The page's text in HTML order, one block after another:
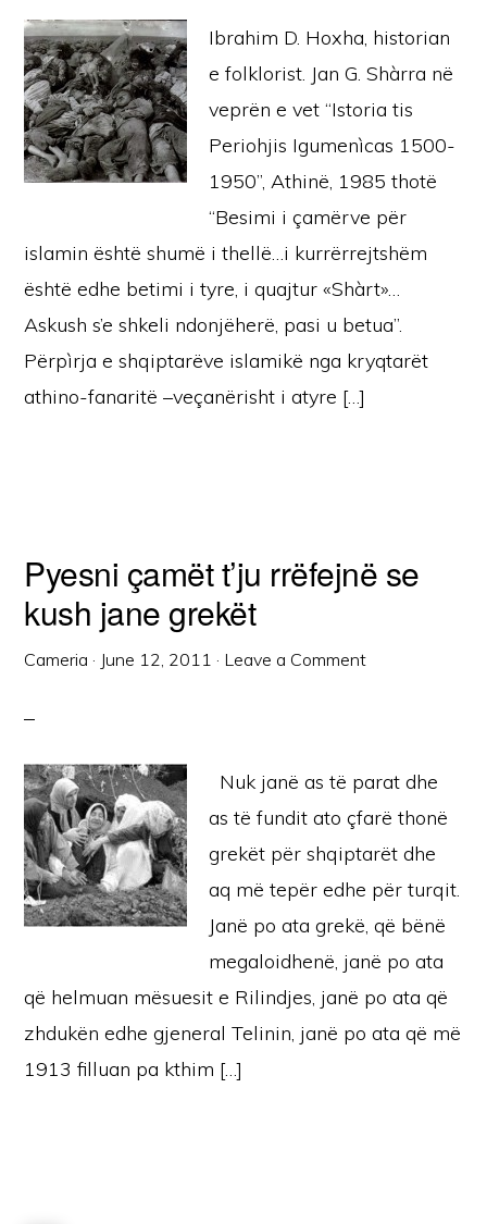
Ibrahim D. Hoxha, historian
e folklorist. Jan G. Shàrra në
veprën e vet “Istoria tis
Periohjis Igumenìcas 1500-
1950”, Athinë, 1985 thotë
“Besimi i çamërve për
islamin është shumë i thellë…i kurrërrejtshëm
është edhe betimi i tyre, i quajtur «Shàrt»…
Askush s’e shkeli ndonjëherë, pasi u betua”.
Përpìrja e shqiptarëve islamikë nga kryqtarët
athino-fanaritë –veçanërisht i atyre […]
Pyesni çamët t’ju rrëfejnë se
kush jane grekët
Cameria · June 12, 2011 · Leave a Comment
Nuk janë as të parat dhe
as të fundit ato çfarë thonë
grekët për shqiptarët dhe
aq më tepër edhe për turqit.
Janë po ata grekë, që bënë
megaloidhenë, janë po ata
që helmuan mësuesit e Rilindjes, janë po ata që
zhdukën edhe gjeneral Telinin, janë po ata që më
1913 filluan pa kthim […]